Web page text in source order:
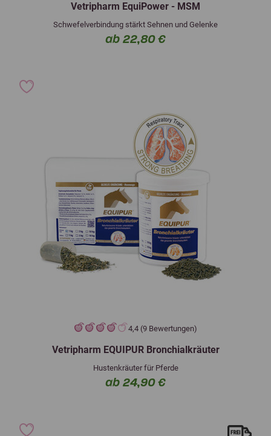
Vetripharm EquiPower - MSM
Schwefelverbindung stärkt Sehnen und Gelenke
ab 22,80 €
4,4 (9 Bewertungen)
Vetripharm EQUIPUR Bronchialkräuter
Hustenkräuter für Pferde
ab 24,90 €